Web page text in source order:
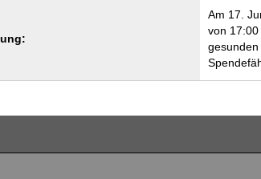
Am 17.
von